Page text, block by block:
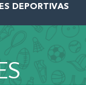
DEPORTIVAS